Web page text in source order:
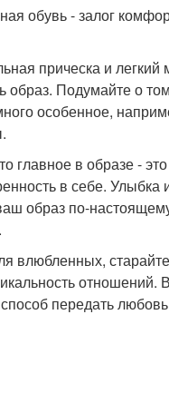
обувь - залог
прическа и легкий
образ. Подумайте о
особенное,
главное в образе -
в себе. Улыбка
образ по-
влюбленных,
отношений.
передать